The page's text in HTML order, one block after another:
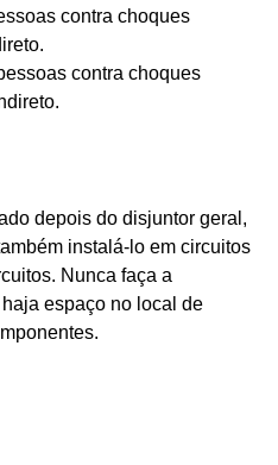
contra choques
contra choques
depois do disjuntor geral,
instalá-lo em circuitos
Nunca faça a
espaço no local de